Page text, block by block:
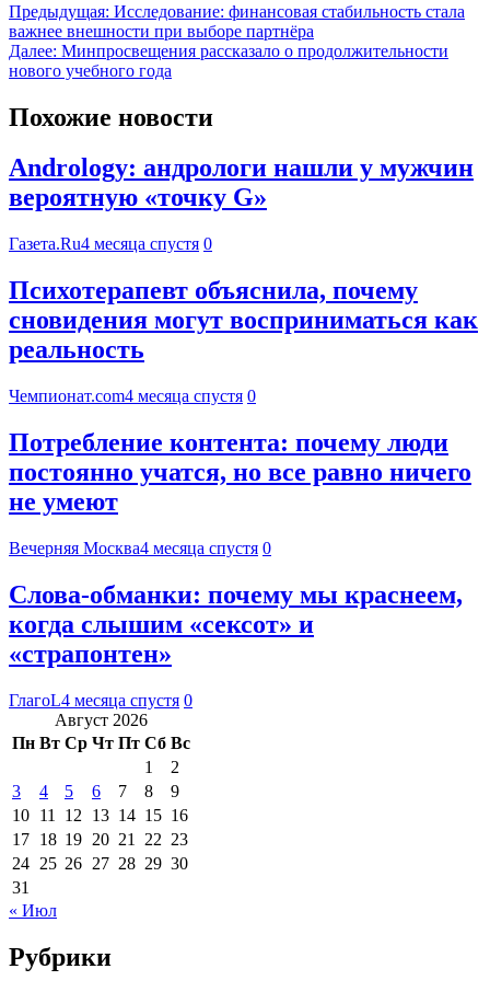
Предыдущая: Исследование: финансовая стабильность стала
важнее внешности при выборе партнёра
Далее: Минпросвещения рассказало о продолжительности
нового учебного года
Похожие новости
Andrology: андрологи нашли у мужчин
вероятную «точку G»
Газета.Ru4 месяца спустя 0
Психотерапевт объяснила, почему
сновидения могут восприниматься как
реальность
Чемпионат.com4 месяца спустя 0
Потребление контента: почему люди
постоянно учатся, но все равно ничего
не умеют
Вечерняя Москва4 месяца спустя 0
Слова-обманки: почему мы краснеем,
когда слышим «сексот» и
«страпонтен»
ГлагоL4 месяца спустя 0
Август 2026
Пн Вт Ср Чт Пт Сб Вс
1
2
3
4 5 6 7 8
9
10 11 12 13 14 15 16
17 18 19 20 21 22 23
24 25 26 27 28 29 30
31
« Июл
Рубрики